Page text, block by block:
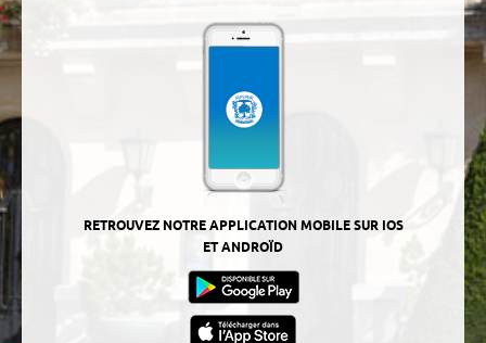
RETROUVEZ NOTRE APPLICATION MOBILE SUR IOS
ET ANDROÏD